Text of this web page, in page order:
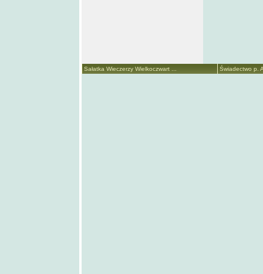
Sałatka Wieczerzy Wielkoczwart ... Świadectwo p.